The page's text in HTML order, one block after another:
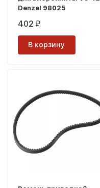
Denzel 98025
402₽
В корзину